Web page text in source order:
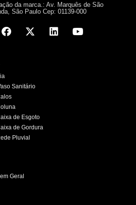
da marca.: Av. Marquês de São
São Paulo Cep: 01139-000
Sanitário
de Esgoto
de Gordura
Pluvial
Geral